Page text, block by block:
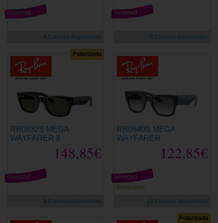
novedad
4 Colores disponibles
novedad
5 Colores disponibles
Polarizada
RB0832S MEGA
WAYFARER II
148,85€
novedad
8 Colores disponibles
RB0840S MEGA
WAYFARER
122,85€
Graduable
novedad
13 Colores disponibles
Polarizada